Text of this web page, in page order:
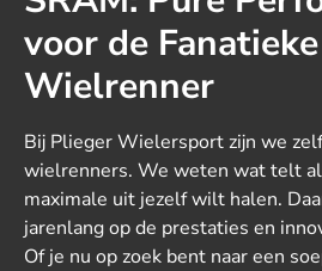
voor de Fanatieke
Wielrenner
Bij Plieger Wielersport zijn we
wielrenners. We weten wat telt
maximale uit jezelf wilt halen.
jarenlang op de prestaties en
Of je nu op zoek bent naar een